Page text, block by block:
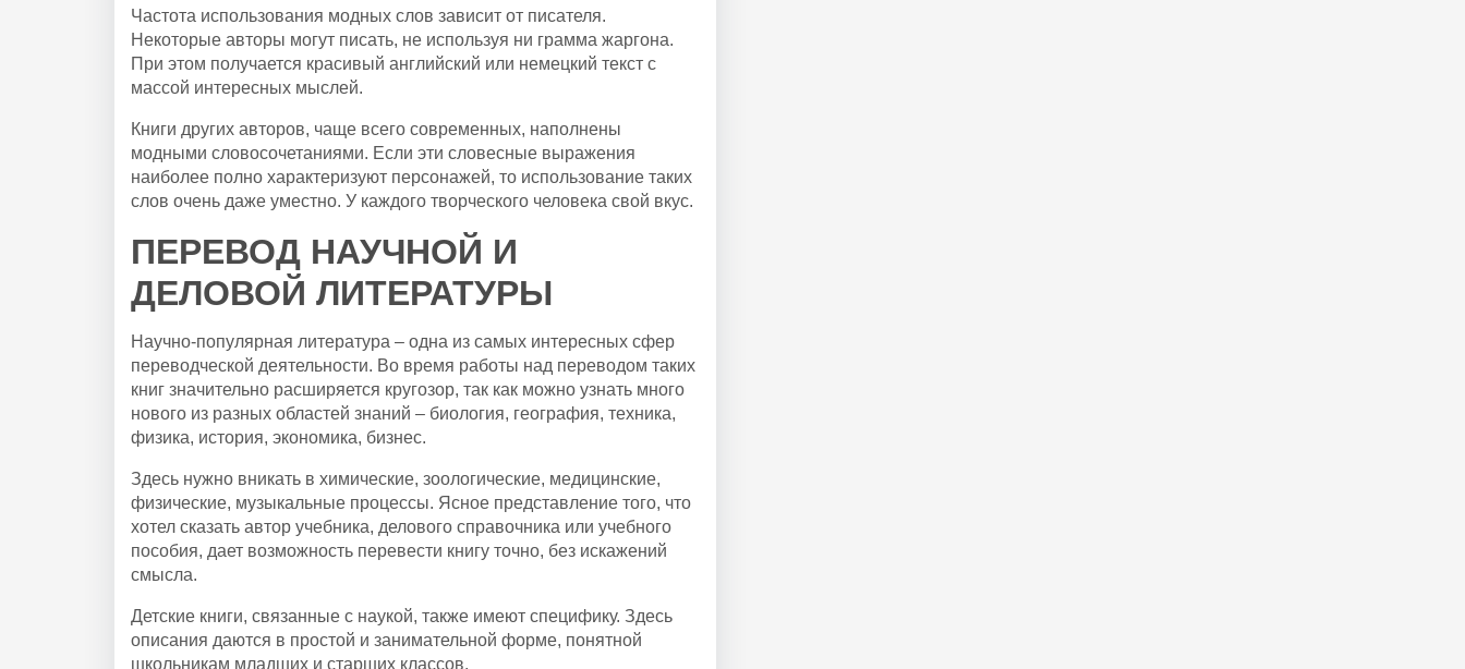
Частота использования модных слов зависит от писателя.
Некоторые авторы могут писать, не используя ни грамма жаргона.
При этом получается красивый английский или немецкий текст с
массой интересных мыслей.
Книги других авторов, чаще всего современных, наполнены
модными словосочетаниями. Если эти словесные выражения
наиболее полно характеризуют персонажей, то использование таких
слов очень даже уместно. У каждого творческого человека свой вкус.
ПЕРЕВОД НАУЧНОЙ И
ДЕЛОВОЙ ЛИТЕРАТУРЫ
Научно-популярная литература – одна из самых интересных сфер
переводческой деятельности. Во время работы над переводом таких
книг значительно расширяется кругозор, так как можно узнать много
нового из разных областей знаний – биология, география, техника,
физика, история, экономика, бизнес.
Здесь нужно вникать в химические, зоологические, медицинские,
физические, музыкальные процессы. Ясное представление того, что
хотел сказать автор учебника, делового справочника или учебного
пособия, дает возможность перевести книгу точно, без искажений
смысла.
Детские книги, связанные с наукой, также имеют специфику. Здесь
описания даются в простой и занимательной форме, понятной
школьникам младших и старших классов.